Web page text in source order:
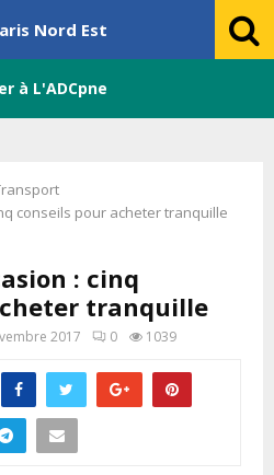
Nord Est
à L'ADCpne
conseils pour acheter tranquille
: cinq
tranquille
2017 0 1039